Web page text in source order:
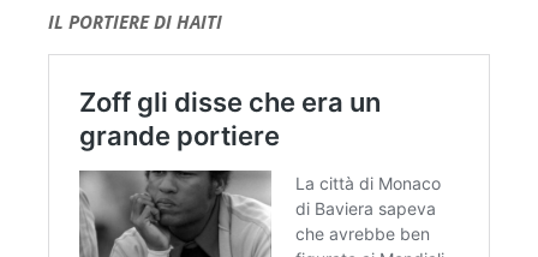
IL PORTIERE DI HAITI